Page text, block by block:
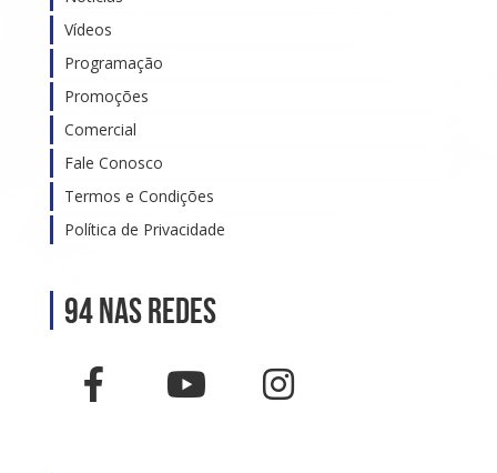
Vídeos
Programação
Promoções
Comercial
Fale Conosco
Termos e Condições
Política de Privacidade
94 nas Redes